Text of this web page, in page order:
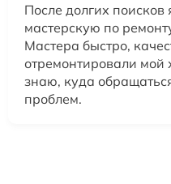
После долгих
мастерскую по
Мастера быстро,
отремонтировали мой
знаю, куда
проблем.